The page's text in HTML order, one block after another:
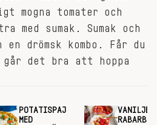
mogna tomater och
med sumak. Sumak och
drömsk kombo. Får du
går det bra att hoppa
POTATISPAJ
MED
RABARBER